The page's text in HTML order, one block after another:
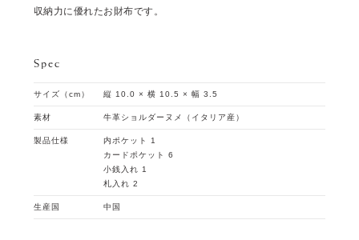
収納力に優れたお財布です。
Spec
サイズ（cm） 縦 10.0 × 横 10.5 × 幅 3.5
素材 牛革ショルダーヌメ（イタリア産）
製品仕様
内ポケット 1
カードポケット 6
小銭入れ 1
札入れ 2
生産国 中国